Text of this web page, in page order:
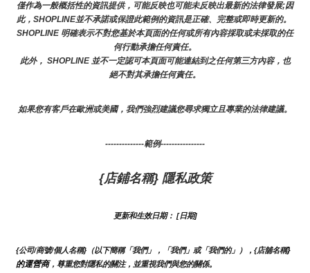
僅作為一般概括性的資訊提供，可能反映也可能未反映出最新的法律發展;因
此，SHOPLINE並不承諾或保證此範例的資訊是正確、完整或即時更新的。
SHOPLINE 明確表示不對您基於本頁面的任何或所有內容採取或未採取的任
何行動承擔任何責任。
此外， SHOPLINE 並不一定認可本頁面可能連結到之任何第三方內容，也
絕不對其承擔任何責任。
如果您有客戶在歐洲或美國，我們強烈建議您尋求獨立且專業的法律建議。
--------------範例----------------
{店鋪名稱} 隱私政策
更新和生效日期： [日期]
{公司/商號/個人名稱}（以下簡稱「我們」，「我們」或「我們的」），{店舖名稱}
的運營商，尊重您對隱私的關注，並重視我們與您的關係。